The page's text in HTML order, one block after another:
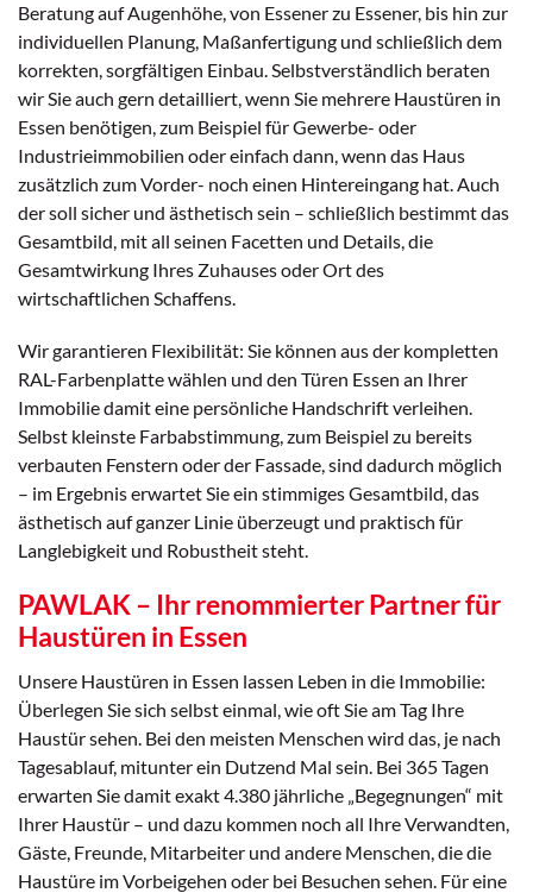
Beratung auf Augenhöhe, von Essener zu Essener, bis hin zur
individuellen Planung, Maßanfertigung und schließlich dem
korrekten, sorgfältigen Einbau. Selbstverständlich beraten
wir Sie auch gern detailliert, wenn Sie mehrere Haustüren in
Essen benötigen, zum Beispiel für Gewerbe- oder
Industrieimmobilien oder einfach dann, wenn das Haus
zusätzlich zum Vorder- noch einen Hintereingang hat. Auch
der soll sicher und ästhetisch sein – schließlich bestimmt das
Gesamtbild, mit all seinen Facetten und Details, die
Gesamtwirkung Ihres Zuhauses oder Ort des
wirtschaftlichen Schaffens.
Wir garantieren Flexibilität: Sie können aus der kompletten
RAL-Farbenplatte wählen und den Türen Essen an Ihrer
Immobilie damit eine persönliche Handschrift verleihen.
Selbst kleinste Farbabstimmung, zum Beispiel zu bereits
verbauten Fenstern oder der Fassade, sind dadurch möglich
– im Ergebnis erwartet Sie ein stimmiges Gesamtbild, das
ästhetisch auf ganzer Linie überzeugt und praktisch für
Langlebigkeit und Robustheit steht.
PAWLAK – Ihr renommierter Partner für
Haustüren in Essen
Unsere Haustüren in Essen lassen Leben in die Immobilie:
Überlegen Sie sich selbst einmal, wie oft Sie am Tag Ihre
Haustür sehen. Bei den meisten Menschen wird das, je nach
Tagesablauf, mitunter ein Dutzend Mal sein. Bei 365 Tagen
erwarten Sie damit exakt 4.380 jährliche „Begegnungen“ mit
Ihrer Haustür – und dazu kommen noch all Ihre Verwandten,
Gäste, Freunde, Mitarbeiter und andere Menschen, die die
Haustüre im Vorbeigehen oder bei Besuchen sehen. Für eine